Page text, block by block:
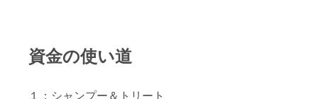
資金の使い道
１：シャンプー＆トリート